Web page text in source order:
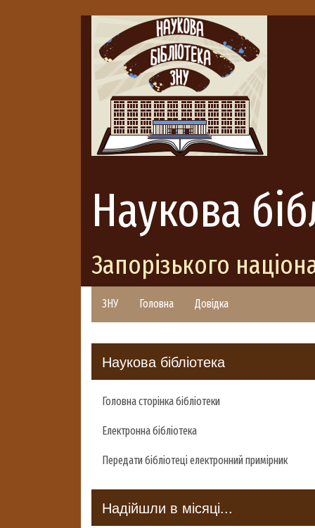
Наукова
Запорізького
ЗНУ Головна Довідка
Наукова бібліотека
Головна сторінка бібліотеки
Електронна бібліотека
Передати бібліотеці електронний примірник
Надійшли в місяці...